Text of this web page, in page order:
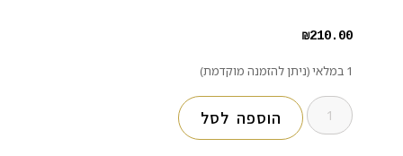
₪210.00
1 במלאי (ניתן להזמנה מוקדמת)
הוספה לסל